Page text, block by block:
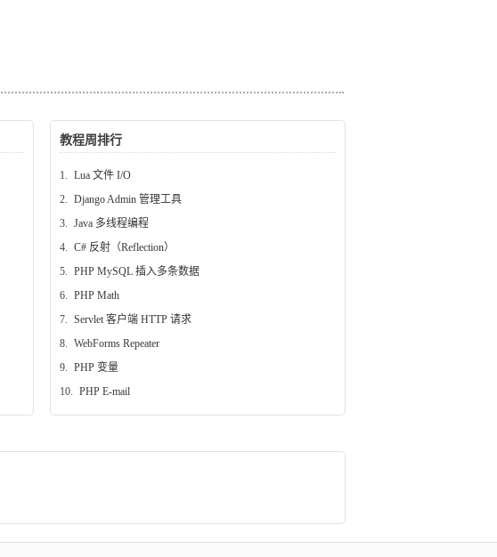
教程周排行
1.
Lua 文件 I/O
2.
Django Admin 管理工具
3.
Java 多线程编程
4.
C# 反射（Reflection）
5.
PHP MySQL 插入多条数据
6.
PHP Math
7.
Servlet 客户端 HTTP 请求
8.
WebForms Repeater
9.
PHP 变量
10.
PHP E-mail